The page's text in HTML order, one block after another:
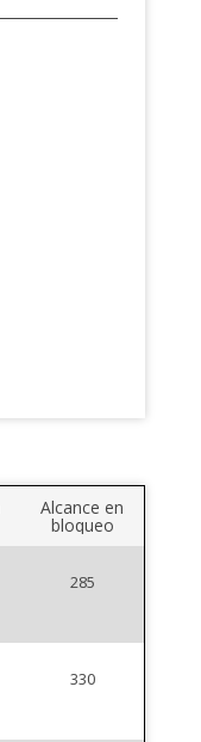
Alcance en
bloqueo
285
330